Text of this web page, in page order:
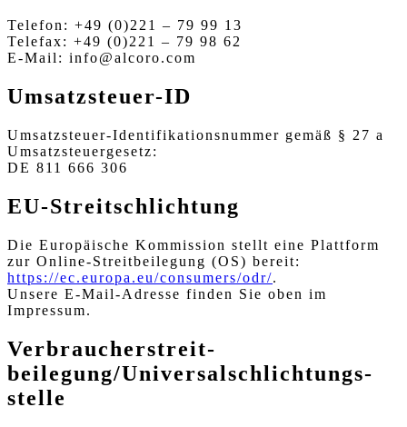
Telefon: +49 (0)221 – 79 99 13
Telefax: +49 (0)221 – 79 98 62
E-Mail: info@alcoro.com
Umsatzsteuer-ID
Umsatzsteuer-Identifikationsnummer gemäß § 27 a
Umsatzsteuergesetz:
DE 811 666 306
EU-Streitschlichtung
Die Europäische Kommission stellt eine Plattform
zur Online-Streitbeilegung (OS) bereit:
https://ec.europa.eu/consumers/odr/.
Unsere E-Mail-Adresse finden Sie oben im
Impressum.
Verbraucher­streit­
beilegung/Universal­schlichtungs­
stelle